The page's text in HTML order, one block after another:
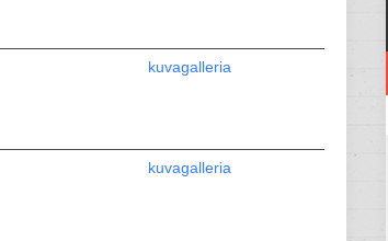
kuvagalleria
kuvagalleria